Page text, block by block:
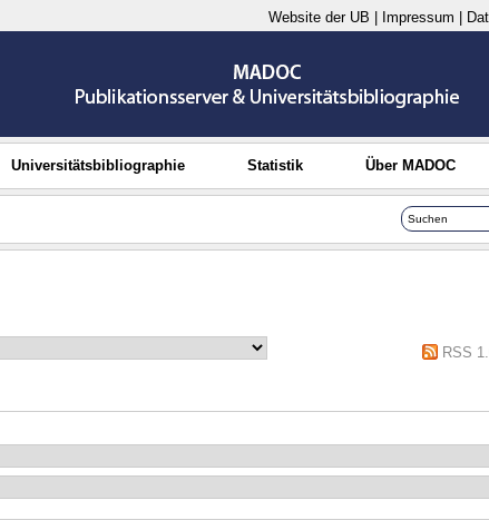
Website der UB Impressum
Universitätsbibliographie Statistik Über MADOC
RSS